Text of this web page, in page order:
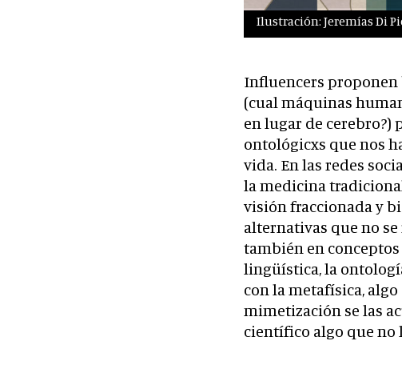
Ilustración: Jeremías Di
Influencers
(cual máquinas
en lugar de cerebro?)
ontológicxs que nos
vida. En las redes
la medicina
visión fraccionada y
alternativas que no
también en
lingüística, la
con la metafísica,
mimetización se las
científico algo que no